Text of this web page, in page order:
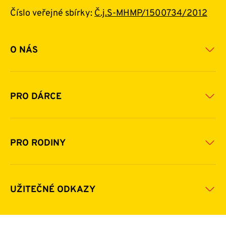
Číslo veřejné sbírky:Č.j.S-MHMP/1500734/2012
O NÁS
Základní informace o nadaci
Historie a zakladatelé
Financování
Pomoc v číslech
Napsali o nás
PRO DÁRCE
Jak pomáhat
Daňová uznatelnost darů
Další možnosti pomoci
Zpravodaje
PRO RODINY
Komu a jak pomáháme
Pravidla poskytování finanční pomoci
UŽITEČNÉ ODKAZY
Kontakty